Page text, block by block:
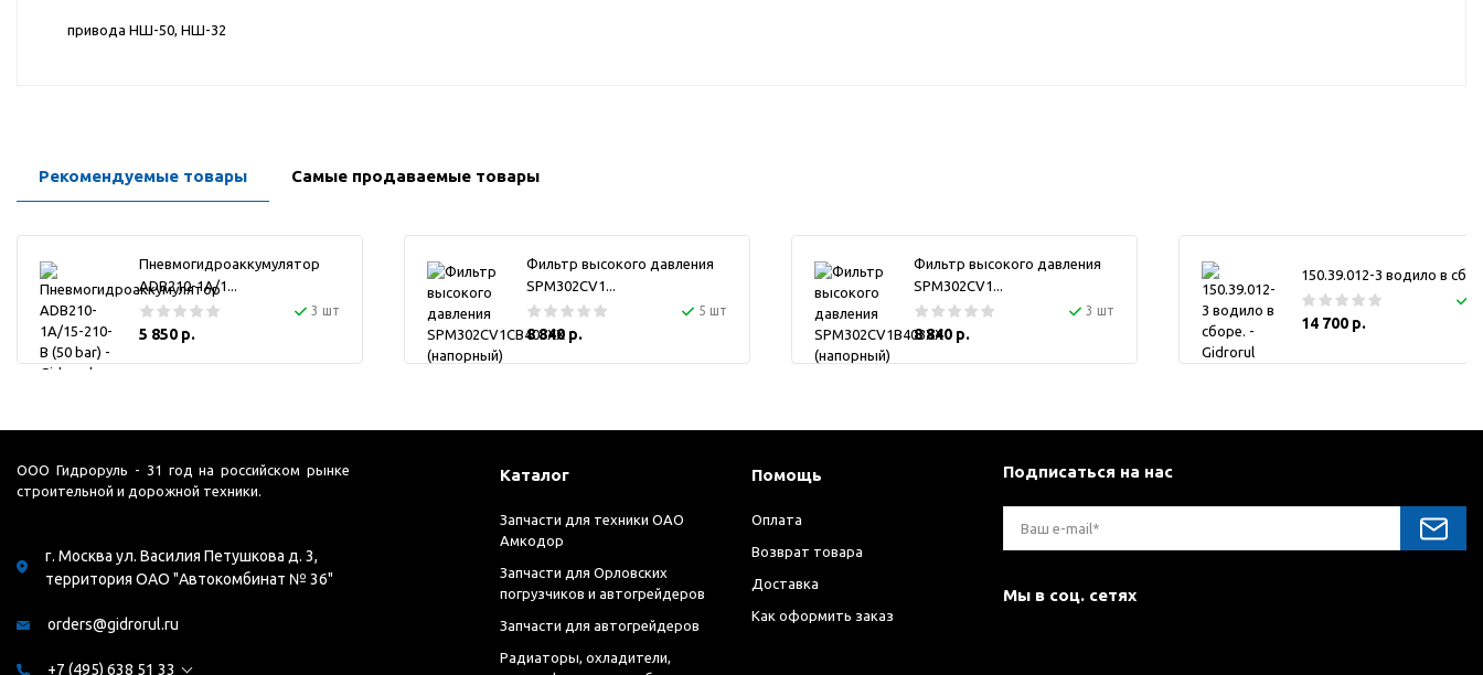
привода НШ-50, НШ-32
Рекомендуемые товары Самые продаваемые товары
Пневмогидроаккумулятор
ADB210-1A/1...
3 шт
5 850 р.
Фильтр высокого давления
SPM302CV1...
5 шт
8 840 р.
Фильтр высокого давления
SPM302CV1...
3 шт
8 840 р.
150.39.012-3 водило в
14 700 р.
ООО Гидроруль - 31 год на российском рынке
строительной и дорожной техники.
г. Москва ул. Василия Петушкова д. 3,
территория ОАО "Автокомбинат № 36"
orders@gidrorul.ru
+7 (495) 638 51 33
Каталог
Запчасти для техники ОАО
Амкодор
Запчасти для Орловских
погрузчиков и автогрейдеров
Запчасти для автогрейдеров
Радиаторы, охладители,
Помощь
Оплата
Возврат товара
Доставка
Как оформить заказ
Подписаться на нас
Мы в соц. сетях